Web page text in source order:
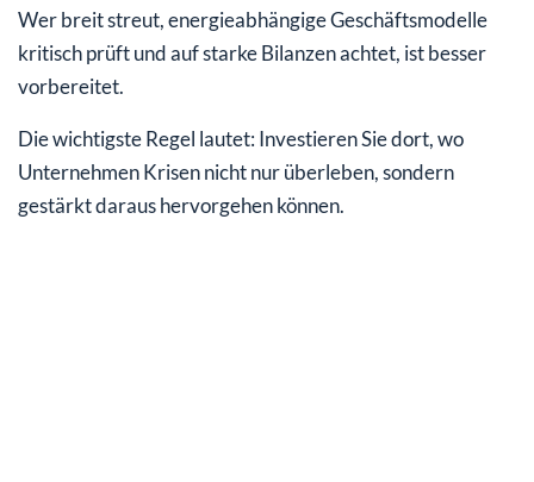
Wer breit streut, energieabhängige Geschäftsmodelle
kritisch prüft und auf starke Bilanzen achtet, ist besser
vorbereitet.
Die wichtigste Regel lautet: Investieren Sie dort, wo
Unternehmen Krisen nicht nur überleben, sondern
gestärkt daraus hervorgehen können.